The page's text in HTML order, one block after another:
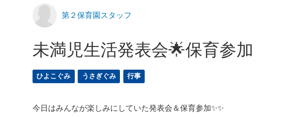
第２保育園スタッフ
未満児生活発表会🌟保育参加
ひよこぐみ うさぎぐみ 行事
今日はみんなが楽しみにしていた発表会＆保育参加✨✨